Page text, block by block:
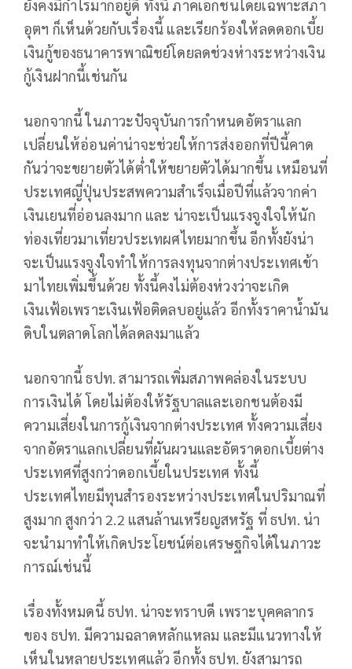
ยังคงมีกำไรมากอยู่ดี ทั้งนี้ ภาคเอกชนโดยเฉพาะสภา
อุตฯ ก็เห็นด้วยกับเรื่องนี้ และเรียกร้องให้ลดดอกเบี้ย
เงินกู้ของธนาคารพาณิชย์โดยลดช่วงห่างระหว่างเงิน
กู้เงินฝากนี้เช่นกัน
นอกจากนี้ ในภาวะปัจจุบันการกำหนดอัตราแลก
เปลี่ยนให้อ่อนค่าน่าจะช่วยให้การส่งออกที่ปีนี้คาด
กันว่าจะขยายตัวได้ต่ำให้ขยายตัวได้มากขึ้น เหมือนที่
ประเทศญี่ปุ่นประสพความสำเร็จเมื่อปีที่แล้วจากค่า
เงินเยนที่อ่อนลงมาก และ น่าจะเป็นแรงจูงใจให้นัก
ท่องเที่ยวมาเที่ยวประเทผศไทยมากขึ้น อีกทั้งยังน่า
จะเป็นแรงจูงใจทำให้การลงทุนจากต่างประเทศเข้า
มาไทยเพิ่มขึ้นด้วย ทั้งนี้คงไม่ต้องห่วงว่าจะเกิด
เงินเฟ้อเพราะเงินเฟ้อติดลบอยู่แล้ว อีกทั้งราคาน้ำมัน
ดิบในตลาดโลกได้ลดลงมาแล้ว
นอกจากนี้ ธปท. สามารถเพิ่มสภาพคล่องในระบบ
การเงินได้ โดยไม่ต้องให้รัฐบาลและเอกชนต้องมี
ความเสี่ยงในการกู้เงินจากต่างประเทศ ทั้งความเสี่ยง
จากอัตราแลกเปลี่ยนที่ผันผวนและอัตราดอกเบี้ยต่าง
ประเทศที่สูงกว่าดอกเบี้ยในประเทศ ทั้งนี้
ประเทศไทยมีทุนสำรองระหว่างประเทศในปริมาณที่
สูงมาก สูงกว่า 2.2 แสนล้านเหรียญสหรัฐ ที่ ธปท. น่า
จะนำมาทำให้เกิดประโยชน์ต่อเศรษฐกิจได้ในภาวะ
การณ์เช่นนี้
เรื่องทั้งหมดนี้ ธปท. น่าจะทราบดี เพราะบุคคลากร
ของ ธปท. มีความฉลาดหลักแหลม และมีแนวทางให้
เห็นในหลายประเทศแล้ว อีกทั้ง ธปท. ยังสามารถ